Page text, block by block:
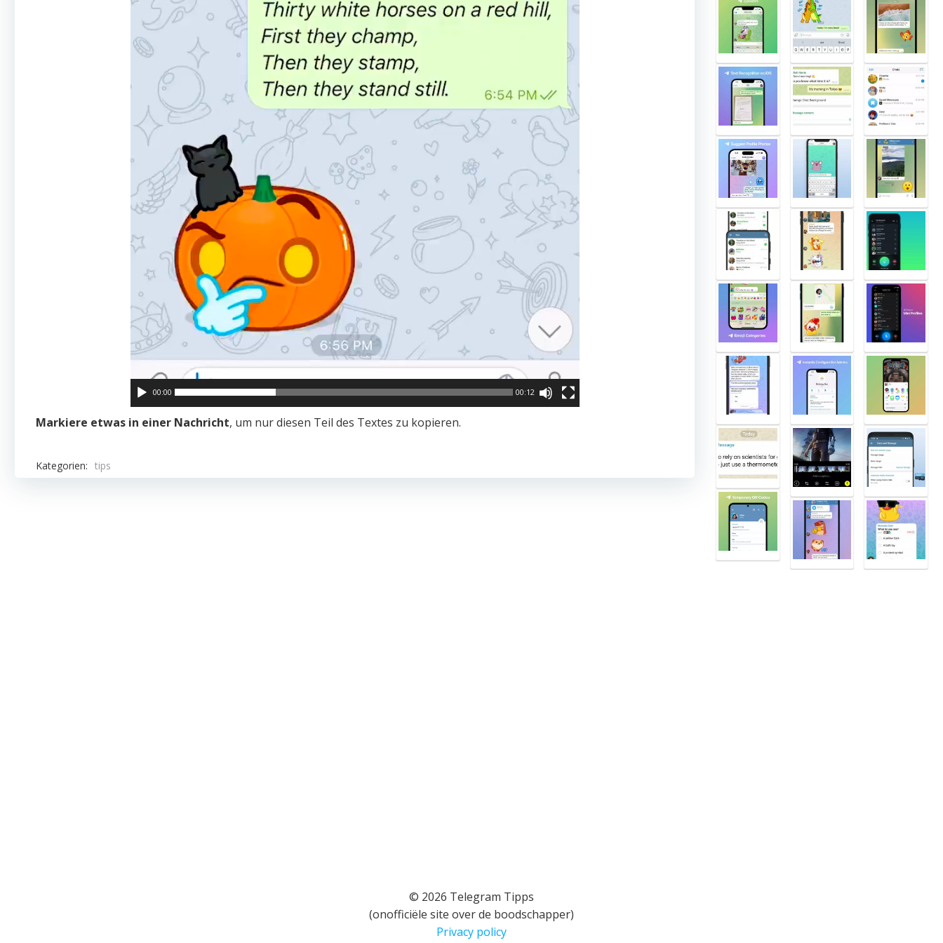
00:00 00:12
Markiere etwas in einer Nachricht, um nur diesen Teil des Textes zu kopieren.
Kategorien: tips
© 2026 Telegram Tipps
(onofficiële site over de boodschapper)
Privacy policy